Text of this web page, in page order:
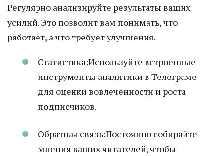
Регулярно анализируйте результаты ваших
усилий. Это позволит вам понимать, что
работает, а что требует улучшения.
Статистика:Используйте встроенные
инструменты аналитики в Телеграме
для оценки вовлеченности и роста
подписчиков.
Обратная связь:Постоянно собирайте
мнения ваших читателей, чтобы